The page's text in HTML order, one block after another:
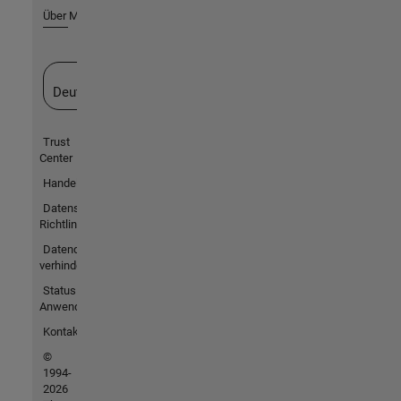
Über MathWorks
Deutschland
Trust
Center
Handelsmarken
Datenschutz-
Richtlinien
Datendiebstahl
verhindern
Status von
Anwendungen
Kontakt
©
1994-
2026